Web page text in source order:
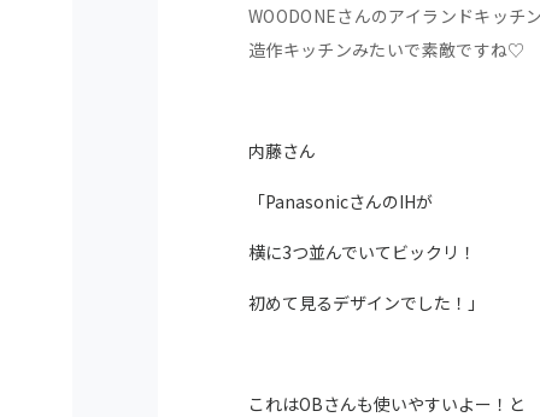
WOODONEさんのアイランドキッチ
造作キッチンみたいで素敵ですね♡
内藤さん
「PanasonicさんのIHが
横に3つ並んでいてビックリ！
初めて見るデザインでした！」
これはOBさんも使いやすいよー！と